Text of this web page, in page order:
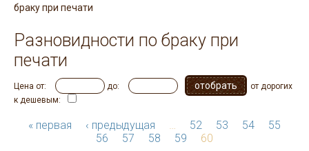
браку при печати
Разновидности по браку при
печати
Цена от: до:
от дорогих
к дешевым:
« первая ‹ предыдущая … 52 53 54
55
56
57 58 59 60